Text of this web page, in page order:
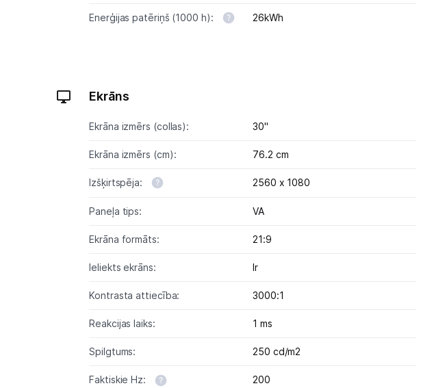
Enerģijas patēriņš (1000 h): 26kWh
Ekrāns
Ekrāna izmērs (collas): 30"
Ekrāna izmērs (cm): 76.2 cm
Izšķirtspēja: 2560 x 1080
Paneļa tips: VA
Ekrāna formāts: 21:9
Ieliekts ekrāns: Ir
Kontrasta attiecība: 3000:1
Reakcijas laiks: 1 ms
Spilgtums: 250 cd/m2
Faktiskie Hz: 200